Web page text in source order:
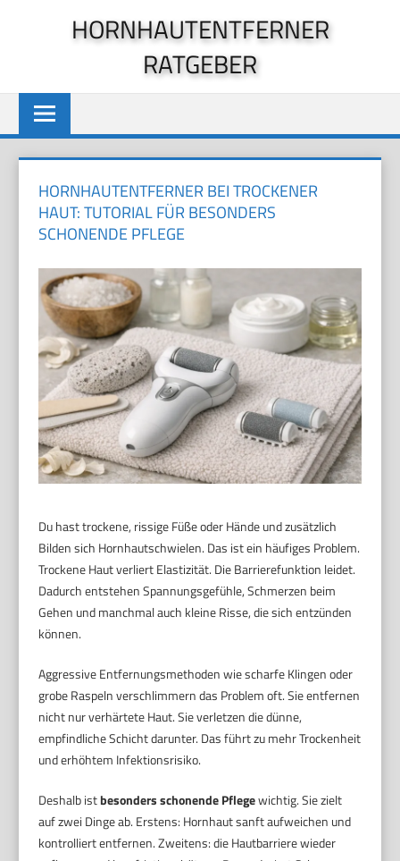
HORNHAUTENTFERNER
RATGEBER
HORNHAUTENTFERNER BEI TROCKENER
HAUT: TUTORIAL FÜR BESONDERS
SCHONENDE PFLEGE
Du hast trockene, rissige Füße oder Hände und zusätzlich
Bilden sich Hornhautschwielen. Das ist ein häufiges Problem.
Trockene Haut verliert Elastizität. Die Barrierefunktion leidet.
Dadurch entstehen Spannungsgefühle, Schmerzen beim
Gehen und manchmal auch kleine Risse, die sich entzünden
können.
Aggressive Entfernungsmethoden wie scharfe Klingen oder
grobe Raspeln verschlimmern das Problem oft. Sie entfernen
nicht nur verhärtete Haut. Sie verletzen die dünne,
empfindliche Schicht darunter. Das führt zu mehr Trockenheit
und erhöhtem Infektionsrisiko.
Deshalb istbesonders schonende Pflegewichtig. Sie zielt
auf zwei Dinge ab. Erstens: Hornhaut sanft aufweichen und
kontrolliert entfernen. Zweitens: die Hautbarriere wieder